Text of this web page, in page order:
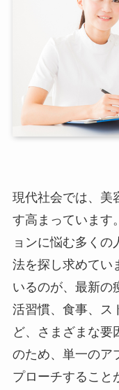
現代社会では、美
す高まっています
ョンに悩む多く
法を探し求めてい
いるのが、最新の
活習慣、食事、ス
ど、さまざまな要
のため、単一のア
プローチすること